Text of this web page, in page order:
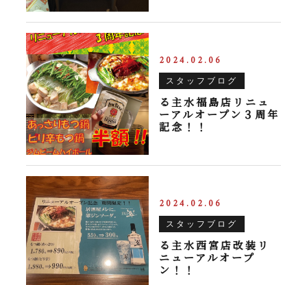
2024.02.06
スタッフブログ
る主水福島店リニュ
ーアルオープン３周年
記念！！
2024.02.06
スタッフブログ
る主水西宮店改装リ
ニューアルオープ
ン！！